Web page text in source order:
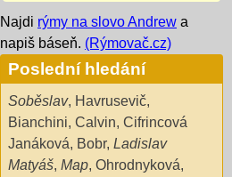
Najdi rýmy na slovo Andrew a
napiš báseň. (Rýmovač.cz)
Poslední hledání
Soběslav, Havrusevič,
Bianchini, Calvin, Cifrincová
Janáková, Bobr, Ladislav
Matyáš, Map, Ohrodnyková,